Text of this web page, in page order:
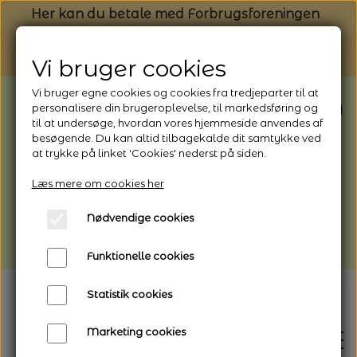
Her kan du betale med Forbrugsforeningen
BEMÆRK: Butikken har ferielukket* fra
1/8 - 9/8 - 2026
*Webshoppen er åben og sender hele
afhentning
Vi gør opmærksom på, at der kan være lidt
længere leveringstid
Vi bruger cookies
Vi bruger egne cookies og cookies fra tredjeparter til at
personalisere din brugeroplevelse, til markedsføring og
til at undersøge, hvordan vores hjemmeside anvendes af
besøgende. Du kan altid tilbagekalde dit samtykke ved
at trykke på linket 'Cookies' nederst på siden.
Læs mere om cookies her
Nødvendige cookies
Funktionelle cookies
Statistik cookies
Marketing cookies